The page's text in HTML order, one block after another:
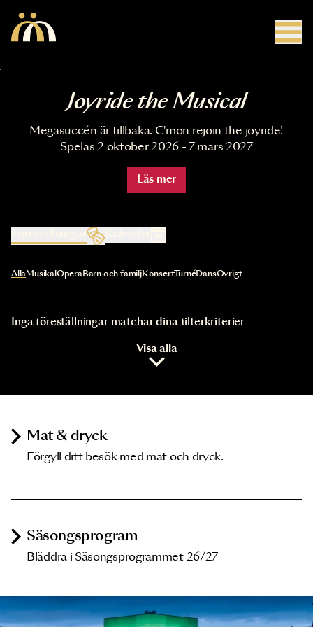
Joyride the Musical
Megasuccén är tillbaka. C'mon rejoin the joyride!
Spelas 2 oktober 2026 - 7 mars 2027
Läs mer
Kalender
Val av kategori uppdaterar innehållet automatiskt
AllaMusikal OperaBarn och familjKonsertTurnéDansÖvrigt
Inga föreställningar matchar dina filterkriterier
Visa alla
Mat & dryck
Förgyll ditt besök med mat och dryck.
Säsongsprogram
Bläddra i Säsongsprogrammet 26/27